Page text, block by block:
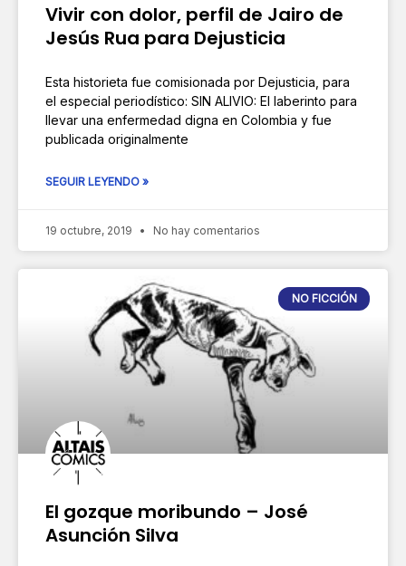
Vivir con dolor, perfil de Jairo de
Jesús Rua para Dejusticia
Esta historieta fue comisionada por Dejusticia, para
el especial periodístico: SIN ALIVIO: El laberinto para
llevar una enfermedad digna en Colombia y fue
publicada originalmente
SEGUIR LEYENDO »
19 octubre, 2019 No hay comentarios
NO FICCIÓN
El gozque moribundo – José
Asunción Silva